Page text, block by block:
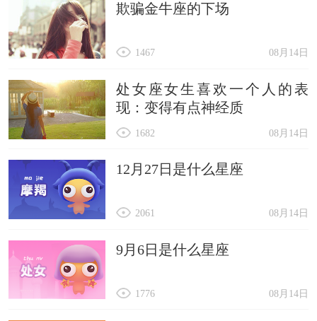
欺骗金牛座的下场
08月14日
1467
处女座女生喜欢一个人的表
现：变得有点神经质
08月14日
1682
12月27日是什么星座
08月14日
2061
9月6日是什么星座
08月14日
1776